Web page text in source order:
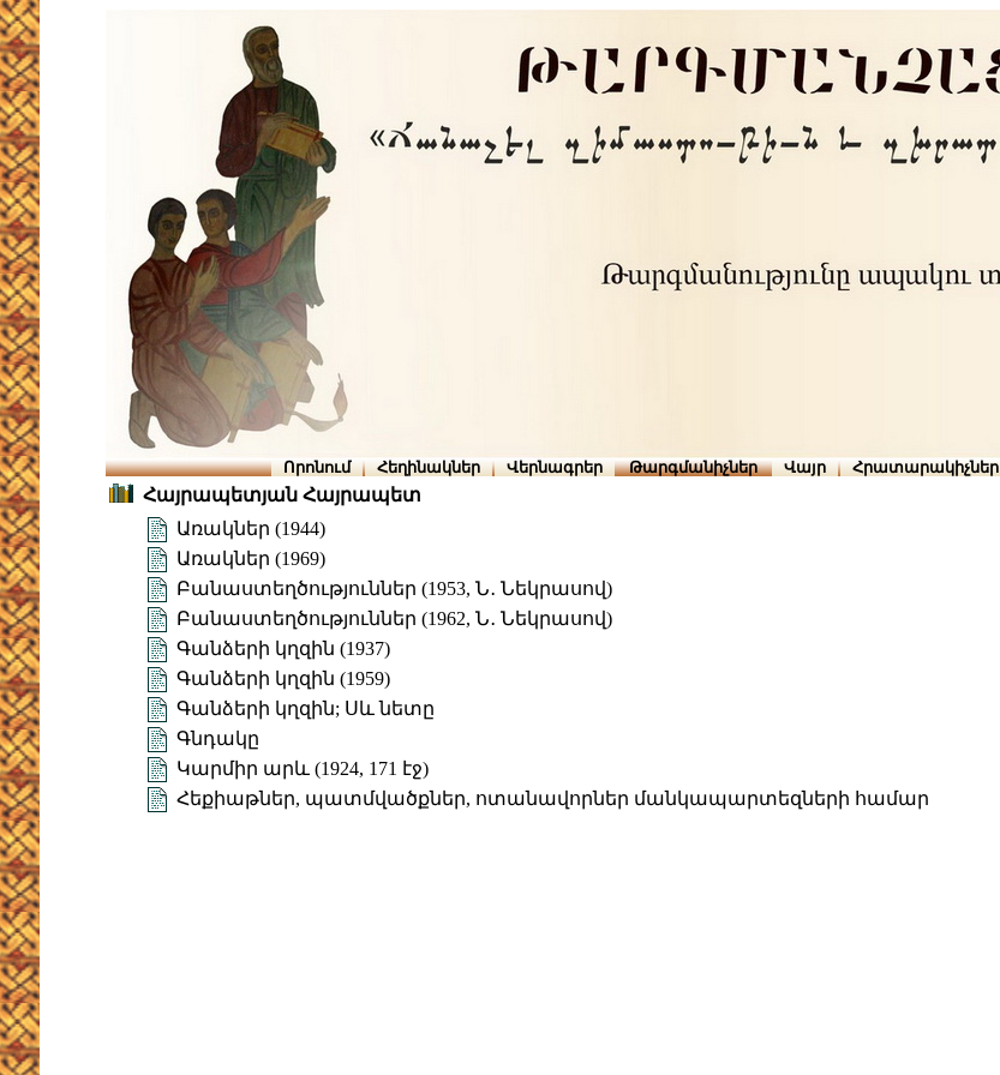
Որոնում Հեղինակներ Վերնագրեր Թարգմանիչներ Վայր Հրատարակիչներ
Հայրապետյան Հայրապետ
Առակներ (1944)
Առակներ (1969)
Բանաստեղծություններ (1953, Ն․ Նեկրասով)
Բանաստեղծություններ (1962, Ն․ Նեկրասով)
Գանձերի կղզին (1937)
Գանձերի կղզին (1959)
Գանձերի կղզին; Սև նետը
Գնդակը
Կարմիր արև (1924, 171 էջ)
Հեքիաթներ, պատմվածքներ, ոտանավորներ մանկապարտեզների համար